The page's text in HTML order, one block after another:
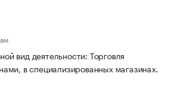
вид деятельности: Торговля
в специализированных магазинах.